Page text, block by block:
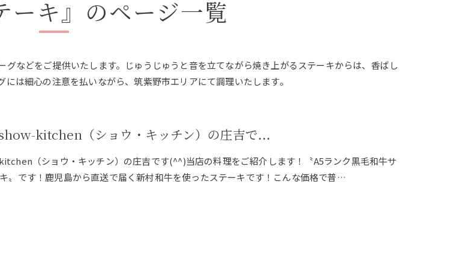
ーキ』のページ一覧
などをご提供いたします。じゅうじゅうと音を立てながら焼き上がるステーキからは、香ばし
は細心の注意を払いながら、筑紫野市エリアにて調理いたします。
kitchen（ショウ・キッチン）の庄吉で...
（ショウ・キッチン）の庄吉です(^^)当店の料理をご紹介します！〝A5ランク黒毛和牛サ
〟です！鹿児島から直送で届く新村和牛を使ったステーキです！こんな価格で普…